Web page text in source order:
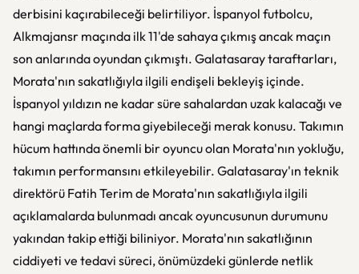
derbisini kaçırabileceği belirtiliyor. İspanyol futbolcu,
Alkmajansr maçında ilk 11'de sahaya çıkmış ancak maçın
son anlarında oyundan çıkmıştı. Galatasaray taraftarları,
Morata'nın sakatlığıyla ilgili endişeli bekleyiş içinde.
İspanyol yıldızın ne kadar süre sahalardan uzak kalacağı ve
hangi maçlarda forma giyebileceği merak konusu. Takımın
hücum hattında önemli bir oyuncu olan Morata'nın yokluğu,
takımın performansını etkileyebilir. Galatasaray'ın teknik
direktörü Fatih Terim de Morata'nın sakatlığıyla ilgili
açıklamalarda bulunmadı ancak oyuncusunun durumunu
yakından takip ettiği biliniyor. Morata'nın sakatlığının
ciddiyeti ve tedavi süreci, önümüzdeki günlerde netlik